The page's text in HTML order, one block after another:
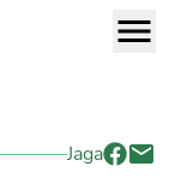
Jaga